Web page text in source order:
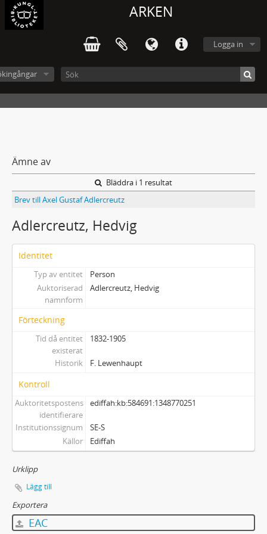
ARKEN
Logga in
Ämne av
Bläddra i 1 resultat
Brev till Axel Gustaf Adlercreutz
Adlercreutz, Hedvig
Identitet
Typ av entitet
Person
Auktoriserad
namnform
Adlercreutz, Hedvig
Förteckning
Tid då entitet
existerat
1832-1905
Historik F. Lewenhaupt
Kontroll
Auktoritetspostens
identifierare
ediffah:kb:584691:1348770251
Institutionssignum
SE-S
Källor
Ediffah
Urklipp
Lägg till
Exportera
EAC